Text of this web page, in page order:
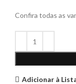
Confira todas as
Adicionar à